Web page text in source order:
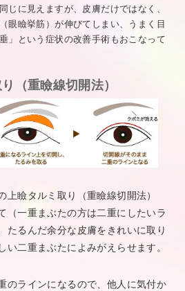
じに見えますが、皮膚だけではなく、
眼瞼挙筋）が伸びてしまい、うまく目
」という症状の改善手術もおこなって
（重瞼線切開法）
上瞼タルミ取り（重瞼線切開法）
（一重まぶたの方は二重にしたいラ
たるんだ余分な皮膚をきれいに取り
い二重まぶたによみがえらせます。
のラインになるので、他人に気付か